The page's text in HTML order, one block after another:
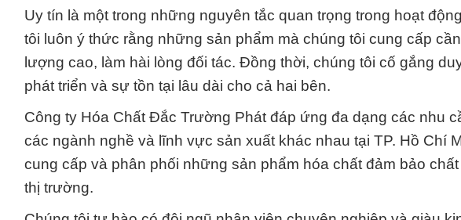
Uy tín là một trong những nguyên tắc quan trọng trong hoạt
tôi luôn ý thức rằng những sản phẩm mà chúng tôi cung cấp
lượng cao, làm hài lòng đối tác. Đồng thời, chúng tôi cố gắng
phát triển và sự tồn tại lâu dài cho cả hai bên.
Công ty Hóa Chất Đắc Trường Phát đáp ứng đa dạng các nhu
các ngành nghề và lĩnh vực sản xuất khác nhau tại TP. Hồ Chí
cung cấp và phân phối những sản phẩm hóa chất đảm bảo
thị trường.